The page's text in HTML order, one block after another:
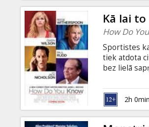
Kā lai to
How Do
Sportistes
tiek atdota
bez lielā
kad Lisa
paša tēvs
sastrādājis
viegla.
2h 0min